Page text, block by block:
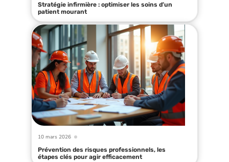
Stratégie infirmière : optimiser les soins d’un
patient mourant
10 mars 2026
Prévention des risques professionnels, les
étapes clés pour agir efficacement